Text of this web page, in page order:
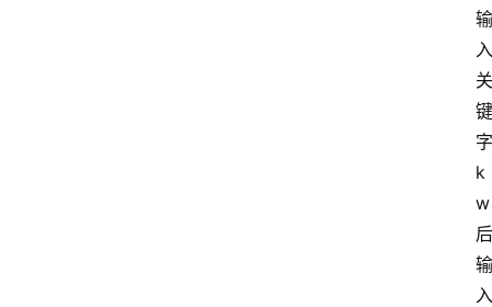
输
入
关
键
字
k
w
后
输
入